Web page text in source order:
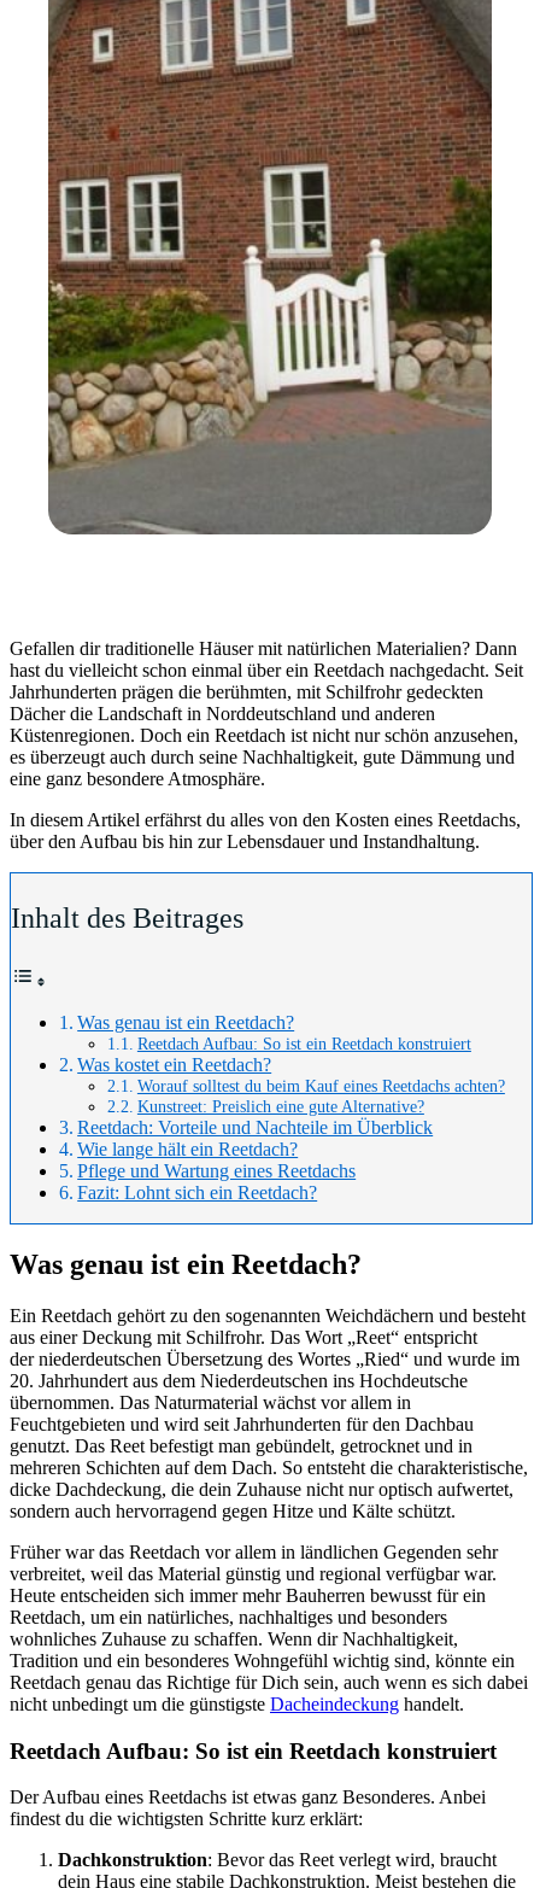
Gefallen dir traditionelle Häuser mit natürlichen Materialien? Dann
hast du vielleicht schon einmal über ein Reetdach nachgedacht. Seit
Jahrhunderten prägen die berühmten, mit Schilfrohr gedeckten
Dächer die Landschaft in Norddeutschland und anderen
Küstenregionen. Doch ein Reetdach ist nicht nur schön anzusehen,
es überzeugt auch durch seine Nachhaltigkeit, gute Dämmung und
eine ganz besondere Atmosphäre.
In diesem Artikel erfährst du alles von den Kosten eines Reetdachs,
über den Aufbau bis hin zur Lebensdauer und Instandhaltung.
Inhalt des Beitrages
Was genau ist ein Reetdach?
Reetdach Aufbau: So ist ein Reetdach konstruiert
Was kostet ein Reetdach?
Worauf solltest du beim Kauf eines Reetdachs achten?
Kunstreet: Preislich eine gute Alternative?
Reetdach: Vorteile und Nachteile im Überblick
Wie lange hält ein Reetdach?
Pflege und Wartung eines Reetdachs
Fazit: Lohnt sich ein Reetdach?
Was genau ist ein Reetdach?
Ein Reetdach gehört zu den sogenannten Weichdächern und besteht
aus einer Deckung mit Schilfrohr. Das Wort „Reet“ entspricht
der niederdeutschen Übersetzung des Wortes „Ried“ und wurde im
20. Jahrhundert aus dem Niederdeutschen ins Hochdeutsche
übernommen. Das Naturmaterial wächst vor allem in
Feuchtgebieten und wird seit Jahrhunderten für den Dachbau
genutzt. Das Reet befestigt man gebündelt, getrocknet und in
mehreren Schichten auf dem Dach. So entsteht die charakteristische,
dicke Dachdeckung, die dein Zuhause nicht nur optisch aufwertet,
sondern auch hervorragend gegen Hitze und Kälte schützt.
Früher war das Reetdach vor allem in ländlichen Gegenden sehr
verbreitet, weil das Material günstig und regional verfügbar war.
Heute entscheiden sich immer mehr Bauherren bewusst für ein
Reetdach, um ein natürliches, nachhaltiges und besonders
wohnliches Zuhause zu schaffen. Wenn dir Nachhaltigkeit,
Tradition und ein besonderes Wohngefühl wichtig sind, könnte ein
Reetdach genau das Richtige für Dich sein, auch wenn es sich dabei
nicht unbedingt um die günstigste Dacheindeckung handelt.
Reetdach Aufbau: So ist ein Reetdach konstruiert
Der Aufbau eines Reetdachs ist etwas ganz Besonderes. Anbei
findest du die wichtigsten Schritte kurz erklärt:
Dachkonstruktion: Bevor das Reet verlegt wird, braucht
dein Haus eine stabile Dachkonstruktion. Meist bestehen die